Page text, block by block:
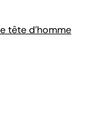
tête d'homme